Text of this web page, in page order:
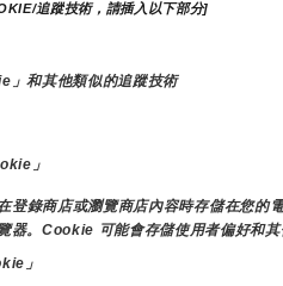
追蹤技術，請插入以下部分]
」和其他類似的追蹤技術
」
登錄商店或瀏覽商店內容時存儲在您的
器。Cookie 可能會存儲使用者偏好和其
」